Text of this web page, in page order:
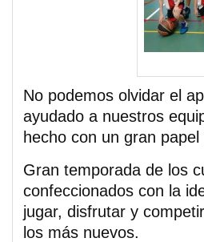
No podemos olvidar el
ayudado a nuestros
hecho con un gran
Gran temporada de los
confeccionados con la
jugar, disfrutar y
los más nuevos.